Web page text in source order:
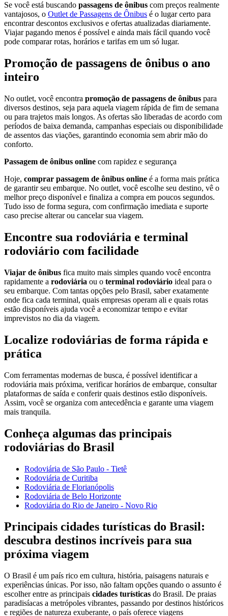
Se você está buscando passagens de ônibus com preços realmente
vantajosos, o Outlet de Passagens de Ônibus é o lugar certo para
encontrar descontos exclusivos e ofertas atualizadas diariamente.
Viajar pagando menos é possível e ainda mais fácil quando você
pode comparar rotas, horários e tarifas em um só lugar.
Promoção de passagens de ônibus o ano
inteiro
No outlet, você encontra promoção de passagens de ônibus para
diversos destinos, seja para aquela viagem rápida de fim de semana
ou para trajetos mais longos. As ofertas são liberadas de acordo com
períodos de baixa demanda, campanhas especiais ou disponibilidade
de assentos das viações, garantindo economia sem abrir mão do
conforto.
Passagem de ônibus online com rapidez e segurança
Hoje, comprar passagem de ônibus online é a forma mais prática
de garantir seu embarque. No outlet, você escolhe seu destino, vê o
melhor preço disponível e finaliza a compra em poucos segundos.
Tudo isso de forma segura, com confirmação imediata e suporte
caso precise alterar ou cancelar sua viagem.
Encontre sua rodoviária e terminal
rodoviário com facilidade
Viajar de ônibus fica muito mais simples quando você encontra
rapidamente a rodoviária ou o terminal rodoviário ideal para o
seu embarque. Com tantas opções pelo Brasil, saber exatamente
onde fica cada terminal, quais empresas operam ali e quais rotas
estão disponíveis ajuda você a economizar tempo e evitar
imprevistos no dia da viagem.
Localize rodoviárias de forma rápida e
prática
Com ferramentas modernas de busca, é possível identificar a
rodoviária mais próxima, verificar horários de embarque, consultar
plataformas de saída e conferir quais destinos estão disponíveis.
Assim, você se organiza com antecedência e garante uma viagem
mais tranquila.
Conheça algumas das principais
rodoviárias do Brasil
Rodoviária de São Paulo - Tietê
Rodoviária de Curitiba
Rodoviária de Florianópolis
Rodoviária de Belo Horizonte
Rodoviária do Rio de Janeiro - Novo Rio
Principais cidades turísticas do Brasil:
descubra destinos incríveis para sua
próxima viagem
O Brasil é um país rico em cultura, história, paisagens naturais e
experiências únicas. Por isso, não faltam opções quando o assunto é
escolher entre as principais cidades turísticas do Brasil. De praias
paradisíacas a metrópoles vibrantes, passando por destinos históricos
e regiões de natureza exuberante, o país oferece viagens